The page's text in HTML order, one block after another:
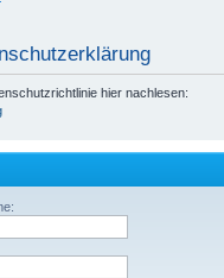
hier nachlesen: